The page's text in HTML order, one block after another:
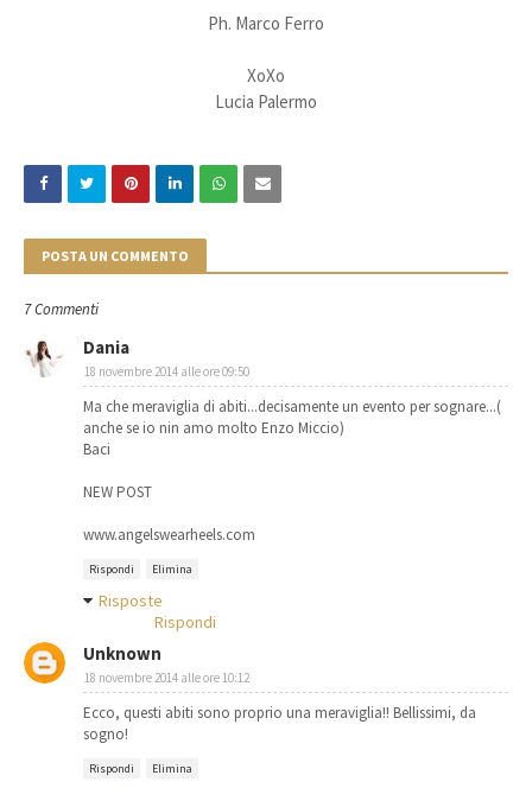
Ph. Marco Ferro
XoXo
Lucia Palermo
POSTA UN COMMENTO
7 Commenti
Dania
18 novembre 2014 alle ore 09:50
Ma che meraviglia di abiti...decisamente un evento per sognare...(
anche se io nin amo molto Enzo Miccio)
Baci
NEW POST
www.angelswearheels.com
Rispondi Elimina
Risposte
Rispondi
Unknown
18 novembre 2014 alle ore 10:12
Ecco, questi abiti sono proprio una meraviglia!! Bellissimi, da
sogno!
Rispondi Elimina